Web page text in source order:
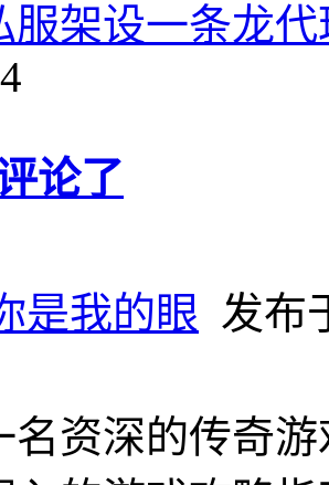
服架设一条龙
论了
是我的眼 发布
名资深的传奇